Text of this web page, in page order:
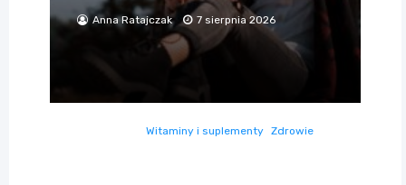
Anna Ratajczak 7 sierpnia 2026
Witaminy i suplementy Zdrowie